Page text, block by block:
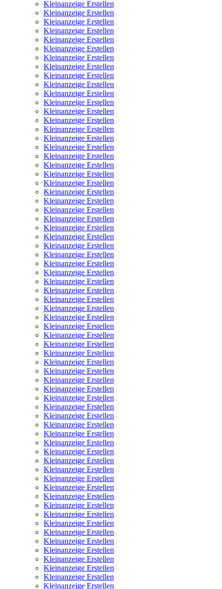
Kleinanzeige Erstellen
Kleinanzeige Erstellen
Kleinanzeige Erstellen
Kleinanzeige Erstellen
Kleinanzeige Erstellen
Kleinanzeige Erstellen
Kleinanzeige Erstellen
Kleinanzeige Erstellen
Kleinanzeige Erstellen
Kleinanzeige Erstellen
Kleinanzeige Erstellen
Kleinanzeige Erstellen
Kleinanzeige Erstellen
Kleinanzeige Erstellen
Kleinanzeige Erstellen
Kleinanzeige Erstellen
Kleinanzeige Erstellen
Kleinanzeige Erstellen
Kleinanzeige Erstellen
Kleinanzeige Erstellen
Kleinanzeige Erstellen
Kleinanzeige Erstellen
Kleinanzeige Erstellen
Kleinanzeige Erstellen
Kleinanzeige Erstellen
Kleinanzeige Erstellen
Kleinanzeige Erstellen
Kleinanzeige Erstellen
Kleinanzeige Erstellen
Kleinanzeige Erstellen
Kleinanzeige Erstellen
Kleinanzeige Erstellen
Kleinanzeige Erstellen
Kleinanzeige Erstellen
Kleinanzeige Erstellen
Kleinanzeige Erstellen
Kleinanzeige Erstellen
Kleinanzeige Erstellen
Kleinanzeige Erstellen
Kleinanzeige Erstellen
Kleinanzeige Erstellen
Kleinanzeige Erstellen
Kleinanzeige Erstellen
Kleinanzeige Erstellen
Kleinanzeige Erstellen
Kleinanzeige Erstellen
Kleinanzeige Erstellen
Kleinanzeige Erstellen
Kleinanzeige Erstellen
Kleinanzeige Erstellen
Kleinanzeige Erstellen
Kleinanzeige Erstellen
Kleinanzeige Erstellen
Kleinanzeige Erstellen
Kleinanzeige Erstellen
Kleinanzeige Erstellen
Kleinanzeige Erstellen
Kleinanzeige Erstellen
Kleinanzeige Erstellen
Kleinanzeige Erstellen
Kleinanzeige Erstellen
Kleinanzeige Erstellen
Kleinanzeige Erstellen
Kleinanzeige Erstellen
Kleinanzeige Erstellen
Kleinanzeige Erstellen